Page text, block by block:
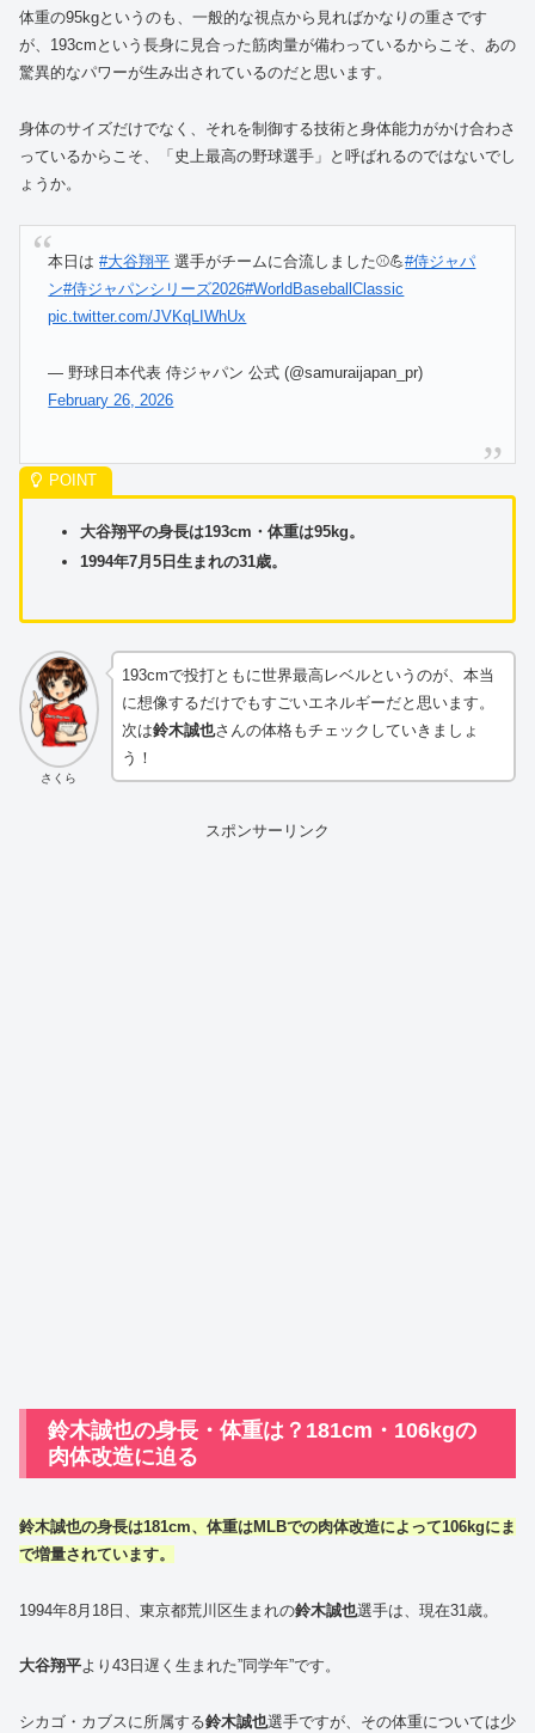
体重の95kgというのも、一般的な視点から見ればかなりの重さです
が、193cmという長身に見合った筋肉量が備わっているからこそ、あの
驚異的なパワーが生み出されているのだと思います。
身体のサイズだけでなく、それを制御する技術と身体能力がかけ合わさ
っているからこそ、「史上最高の野球選手」と呼ばれるのではないでし
ょうか。
本日は#大谷翔平 選手がチームに合流しました⚾️💪#侍ジャパ
ン#侍ジャパンシリーズ2026#WorldBaseballClassic
pic.twitter.com/JVKqLIWhUx
— 野球日本代表 侍ジャパン 公式 (@samuraijapan_pr)
February 26, 2026
大谷翔平の身長は193cm・体重は95kg。
1994年7月5日生まれの31歳。
さくら
193cmで投打ともに世界最高レベルというのが、本当
に想像するだけでもすごいエネルギーだと思います。
次は鈴木誠也さんの体格もチェックしていきましょ
う！
スポンサーリンク
鈴木誠也の身長・体重は？181cm・106kgの
肉体改造に迫る
鈴木誠也の身長は181cm、体重はMLBでの肉体改造によって106kgにま
で増量されています。
1994年8月18日、東京都荒川区生まれの鈴木誠也選手は、現在31歳。
大谷翔平より43日遅く生まれた”同学年”です。
シカゴ・カブスに所属する鈴木誠也選手ですが、その体重については少